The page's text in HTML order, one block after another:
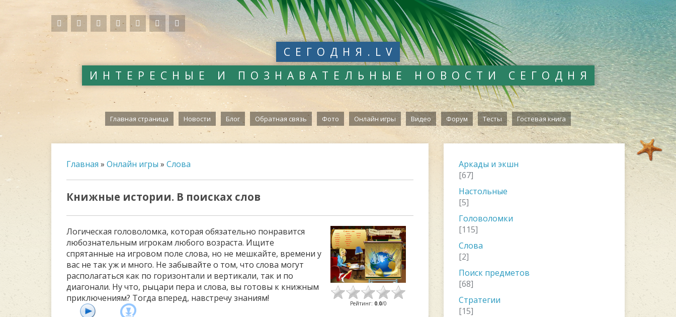
СЕГОДНЯ.LV
ИНТЕРЕСНЫЕ И ПОЗНАВАТЕЛЬНЫЕ НОВОСТИ СЕГОДНЯ
Главная страница Новости Блог Обратная связь Фото Онлайн игры Видео Форум Тесты Гостевая книга
Главная » Онлайн игры » Слова
Книжные истории. В поисках слов
Логическая головоломка, которая обязательно понравится
любознательным игрокам любого возраста. Ищите
спрятанные на игровом поле слова, но не мешкайте, времени у
вас не так уж и много. Не забывайте о том, что слова могут
располагаться как по горизонтали и вертикали, так и по
диагонали. Ну что, рыцари пера и слова, вы готовы к книжным
приключениям? Тогда вперед, навстречу знаниям!
Рейтинг: 0.0/0
Аркады и экшн
[67]
Настольные
[5]
Головоломки
[115]
Слова
[2]
Поиск предметов
[68]
Стратегии
[15]